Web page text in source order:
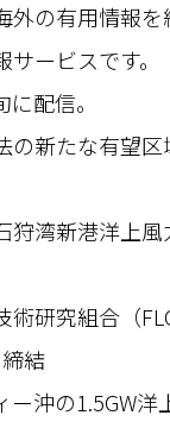
外の有用情報
ービスです。
配信。
新たな有望区
湾新港洋上風
研究組合（
結
沖の1.5GW洋